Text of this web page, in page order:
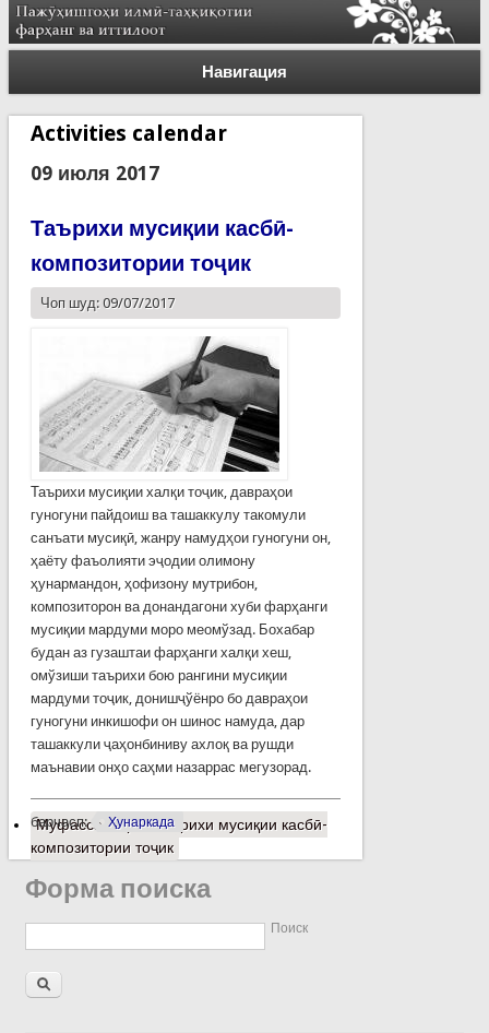
Навигация
Activities calendar
09 июля 2017
Таърихи мусиқии касбӣ-
композитории тоҷик
Чоп шуд: 09/07/2017
Таърихи мусиқии халқи тоҷик, давраҳои
гуногуни пайдоиш ва ташаккулу такомули
санъати мусиқӣ, жанру намудҳои гуногуни он,
ҳаёту фаъолияти эҷодии олимону
ҳунармандон, ҳофизону мутрибон,
композиторон ва донандагони хуби фарҳанги
мусиқии мардуми моро меомўзад. Бохабар
будан аз гузаштаи фарҳанги халқи хеш,
омўзиши таърихи бою рангини мусиқии
мардуми тоҷик, донишҷўёнро бо давраҳои
гуногуни инкишофи он шинос намуда, дар
ташаккули ҷаҳонбиниву ахлоқ ва рушди
маънавии онҳо саҳми назаррас мегузорад.
барчасп: Ҳунаркада
Муфассалтаро Таърихи мусиқии касбӣ-
композитории тоҷик
Форма поиска
Поиск